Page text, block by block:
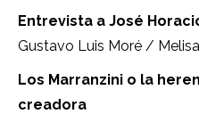
Entrevista a José
Gustavo Luis Moré /
Los Marranzini o la
creadora